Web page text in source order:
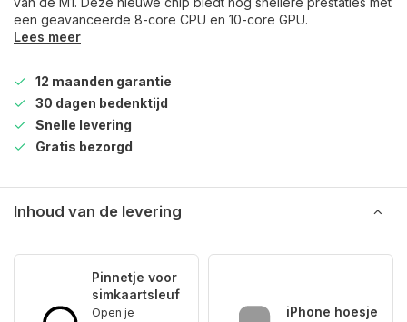
een geavanceerde 8-core CPU en 10-core GPU.
Lees meer
12 maanden garantie
30 dagen bedenktijd
Snelle levering
Gratis bezorgd
Inhoud van de levering
Pinnetje voor
simkaartsleuf
Open je
iPhone hoesje